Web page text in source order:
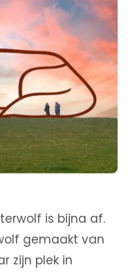
is bijna af.
gemaakt van
zijn plek in